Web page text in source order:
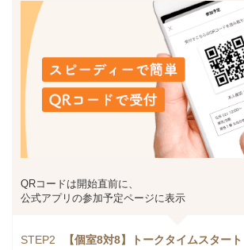
QRコードは開始直前に、
公式アプリの参加予定ページに表示
STEP2 【個室8対8】トークタイムスタート